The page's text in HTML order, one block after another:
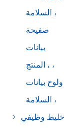
السلامة ،
صفيحة
بيانات
المنتج ، ،
ولوح بيانات
السلامة ،
خليط وظيفي